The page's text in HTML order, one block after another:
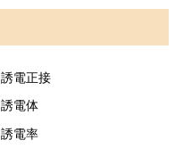
誘電正接
誘電体
誘電率